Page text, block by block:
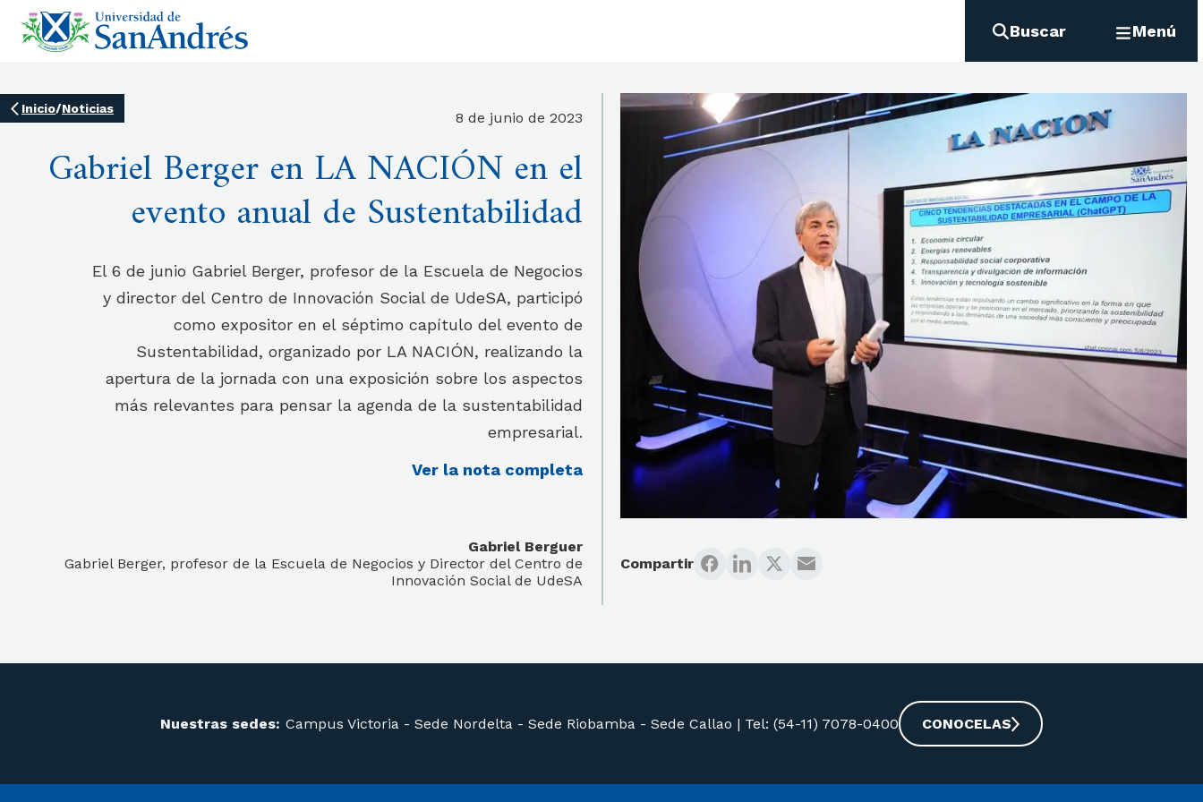
Buscar Menú
Inicio/Noticias
8 de junio de 2023
Gabriel Berger en LA NACIÓN en el
evento anual de Sustentabilidad
El 6 de junio Gabriel Berger, profesor de la Escuela de Negocios
y director del Centro de Innovación Social de UdeSA, participó
como expositor en el séptimo capítulo del evento de
Sustentabilidad, organizado por LA NACIÓN, realizando la
apertura de la jornada con una exposición sobre los aspectos
más relevantes para pensar la agenda de la sustentabilidad
empresarial.
Ver la nota completa
Gabriel Berguer
Gabriel Berger, profesor de la Escuela de Negocios y Director del Centro de
Innovación Social de UdeSA
Compartir
Nuestras sedes: Campus Victoria - Sede Nordelta - Sede Riobamba - Sede Callao | Tel: (54-11) 7078-0400 CONOCELAS